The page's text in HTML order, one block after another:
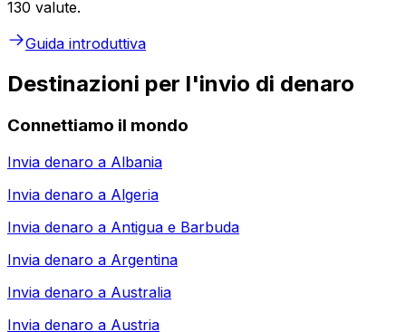
130 valute.
Guida introduttiva
Destinazioni per l'invio di denaro
Connettiamo il mondo
Invia denaro a Albania
Invia denaro a Algeria
Invia denaro a Antigua e Barbuda
Invia denaro a Argentina
Invia denaro a Australia
Invia denaro a Austria